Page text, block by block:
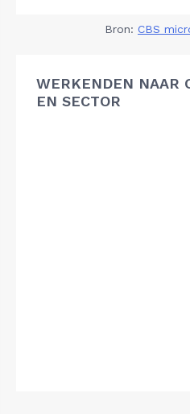
Bron: CBS
WERKENDEN NAAR
EN SECTOR